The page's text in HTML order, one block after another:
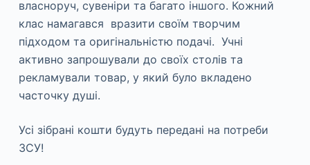
власноруч, сувеніри та багато іншого. Кожний
клас намагався вразити своїм творчим
підходом та оригінальністю подачі. Учні
активно запрошували до своїх столів та
рекламували товар, у який було вкладено
часточку душі.
Усі зібрані кошти будуть передані на потреби
ЗСУ!